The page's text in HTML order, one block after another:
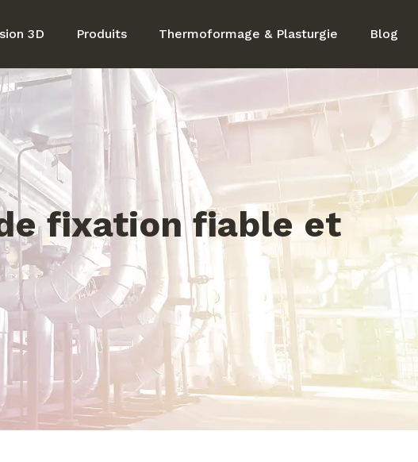
3D Produits Thermoformage & Plasturgie Blog
fixation fiable et